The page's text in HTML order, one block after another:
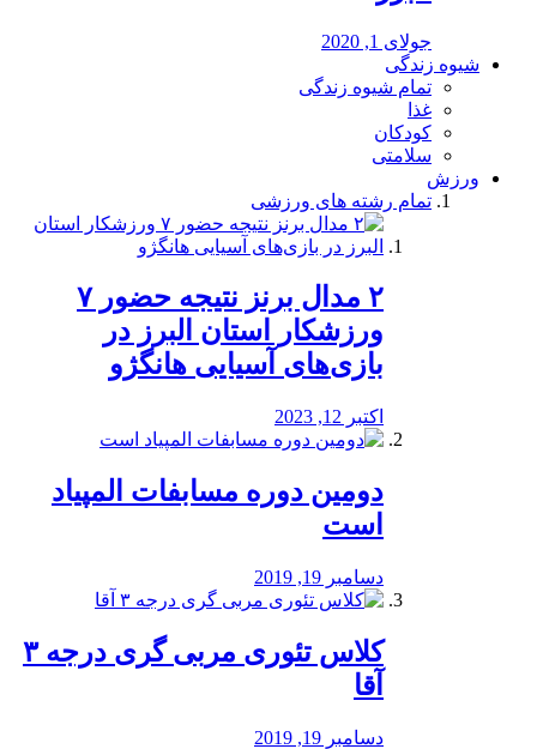
جولای 1, 2020
شیوه زندگی
تمام شیوه زندگی
غذا
کودکان
سلامتی
ورزش
تمام رشته های ورزشی
۲ مدال برنز نتیجه حضور ۷
ورزشکار استان البرز در
بازی‌های آسیایی هانگژو
اکتبر 12, 2023
دومین دوره مسابفات المپیاد
است
دسامبر 19, 2019
کلاس تئوری مربی گری درجه ۳
آقا
دسامبر 19, 2019